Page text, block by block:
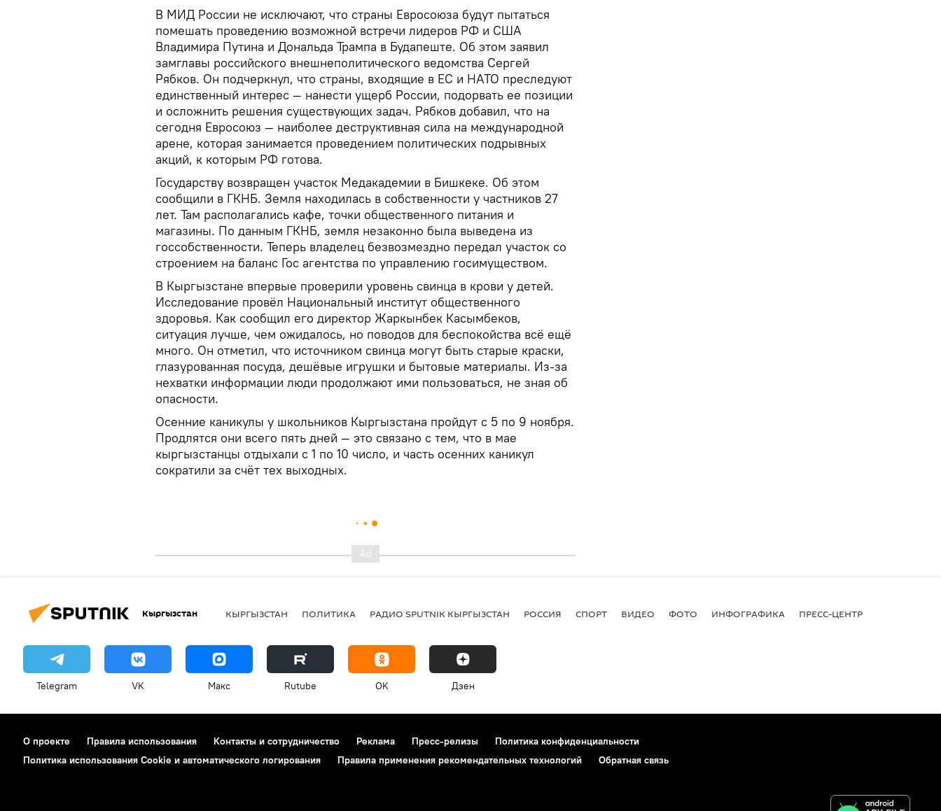
В МИД России не исключают, что страны Евросоюза будут пытаться
помешать проведению возможной встречи лидеров РФ и США
Владимира Путина и Дональда Трампа в Будапеште. Об этом заявил
замглавы российского внешнеполитического ведомства Сергей
Рябков. Он подчеркнул, что страны, входящие в ЕС и НАТО преследуют
единственный интерес — нанести ущерб России, подорвать ее позиции
и осложнить решения существующих задач. Рябков добавил, что на
сегодня Евросоюз — наиболее деструктивная сила на международной
арене, которая занимается проведением политических подрывных
акций, к которым РФ готова.
Государству возвращен участок Медакадемии в Бишкеке. Об этом
сообщили в ГКНБ. Земля находилась в собственности у частников 27
лет. Там располагались кафе, точки общественного питания и
магазины. По данным ГКНБ, земля незаконно была выведена из
госсобственности. Теперь владелец безвозмездно передал участок со
строением на баланс Гос агентства по управлению госимуществом.
В Кыргызстане впервые проверили уровень свинца в крови у детей.
Исследование провёл Национальный институт общественного
здоровья. Как сообщил его директор Жаркынбек Касымбеков,
ситуация лучше, чем ожидалось, но поводов для беспокойства всё ещё
много. Он отметил, что источником свинца могут быть старые краски,
глазурованная посуда, дешёвые игрушки и бытовые материалы. Из-за
нехватки информации люди продолжают ими пользоваться, не зная об
опасности.
Осенние каникулы у школьников Кыргызстана пройдут с 5 по 9 ноября.
Продлятся они всего пять дней — это связано с тем, что в мае
кыргызстанцы отдыхали с 1 по 10 число, и часть осенних каникул
сократили за счёт тех выходных.
Кыргызстан КЫРГЫЗСТАН ПОЛИТИКА РАДИО SPUTNIK КЫРГЫЗСТАН РОССИЯ СПОРТ ВИДЕО ФОТО ИНФОГРАФИКА ПРЕСС-ЦЕНТР
Telegram VK Макс Rutube OK Дзен
О проекте Правила использования Контакты и сотрудничество Реклама Пресс-релизы
Политика конфиденциальности
Политика использования Cookie и автоматического логирования
Правила применения рекомендательных технологий Обратная связь